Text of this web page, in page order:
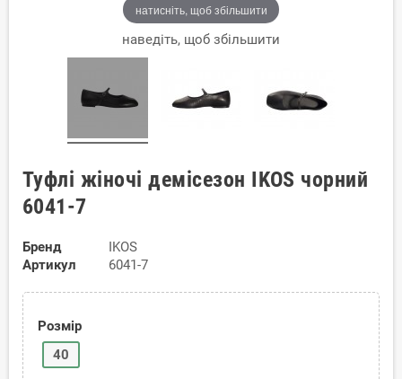
натисніть, щоб збільшити
наведіть, щоб збільшити
Туфлі жіночі демісезон IKOS чорний
6041-7
Бренд
IKOS
Артикул
6041-7
Розмір
40